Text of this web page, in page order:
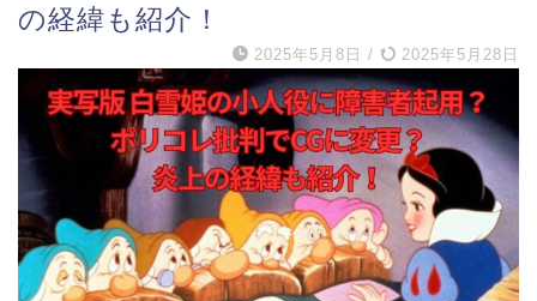
の経緯も紹介！
2025年5月8日 / 2025年5月28日